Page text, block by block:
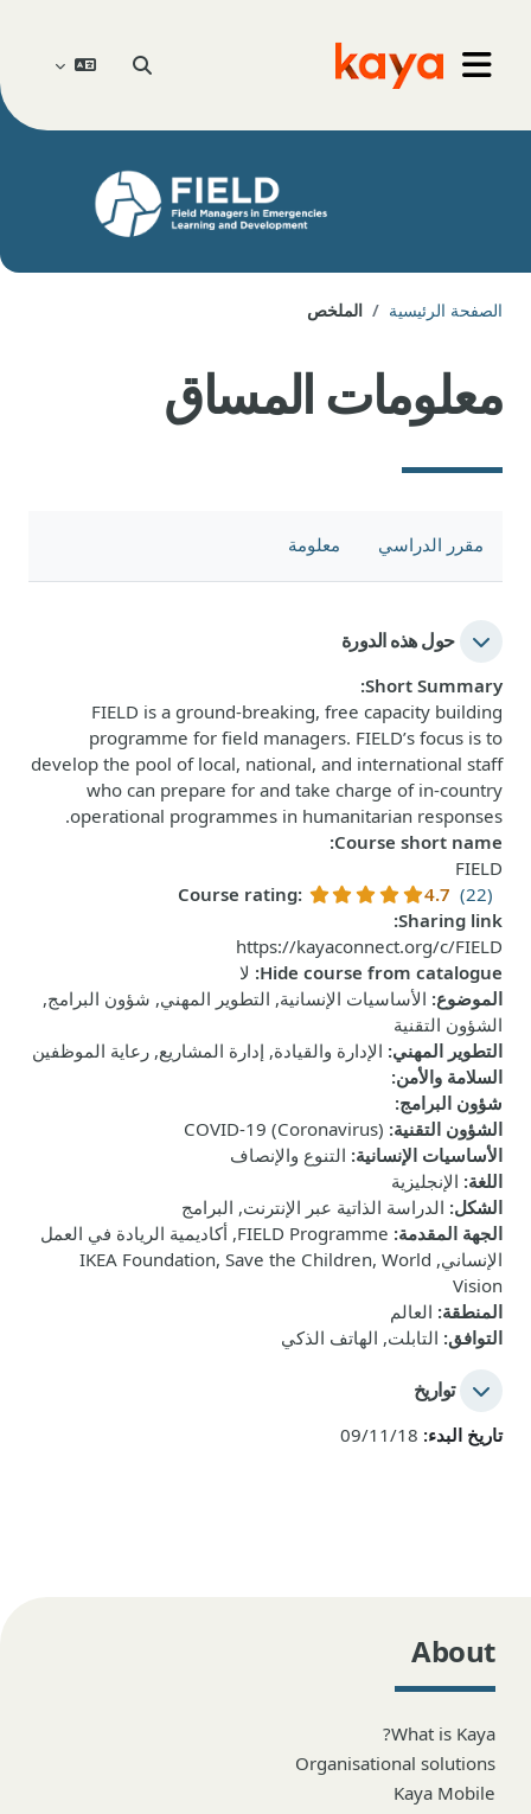
واجهة جانبية
Go to home تبديل إدخال البحث
الصفحة الرئيسية الملخص
معلومات المساق
مقرر الدراسي معلومة
حول هذه الدورة
Short Summary
:
FIELD is a ground-breaking, free capacity building
programme for field managers. FIELD’s focus is to
develop the pool of local, national, and international staff
who can prepare for and take charge of in-country
operational programmes in humanitarian responses.
Course short name
:
FIELD
Course rating: 4.7 (22)
Sharing link
:
https://kayaconnect.org/c/FIELD
Hide course from catalogue
: لا
الموضوع: الأساسيات الإنسانية, التطوير المهني, شؤون البرامج,
الشؤون التقنية
التطوير المهني: الإدارة والقيادة, إدارة المشاريع, رعاية الموظفين
السلامة والأمن:
شؤون البرامج:
الشؤون التقنية:
COVID-19 (Coronavirus)
الأساسيات الإنسانية: التنوع والإنصاف
اللغة: الإنجليزية
الشكل: الدراسة الذاتية عبر الإنترنت, البرامج
الجهة المقدمة:
FIELD Programme, أكاديمية الريادة في العمل
الإنساني, IKEA Foundation, Save the Children, World
Vision
المنطقة: العالم
التوافق: التابلت, الهاتف الذكي
تواريخ
تاريخ البدء:
About
What is Kaya?
Organisational solutions
Kaya Mobile